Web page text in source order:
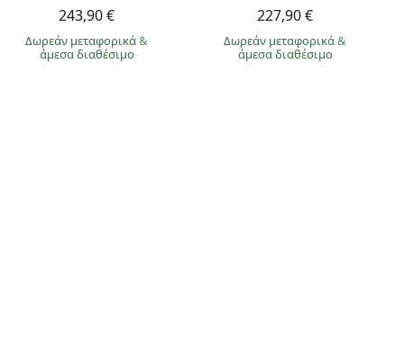
243,90 €
Δωρεάν μεταφορικά&
άμεσα διαθέσιμο
227,90 €
Δωρεάν μεταφορικά&
άμεσα διαθέσιμο